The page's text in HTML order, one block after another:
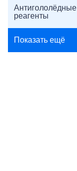
Антигололёдные
реагенты
Показать ещё